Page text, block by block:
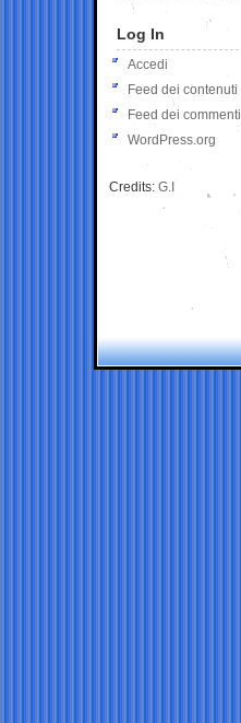
Log In
Accedi
Feed dei contenuti
Feed dei commenti
WordPress.org
Credits: G.I